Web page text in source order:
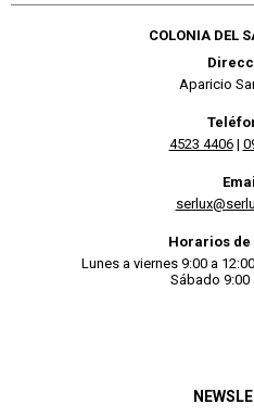
COLONIA DEL
Aparicio
4523 4406|
Horarios
Lunes a viernes 9:00 a
Sábado 9:00